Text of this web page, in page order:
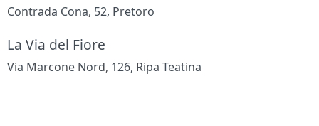
Contrada Cona, 52, Pretoro
La Via del Fiore
Via Marcone Nord, 126, Ripa Teatina